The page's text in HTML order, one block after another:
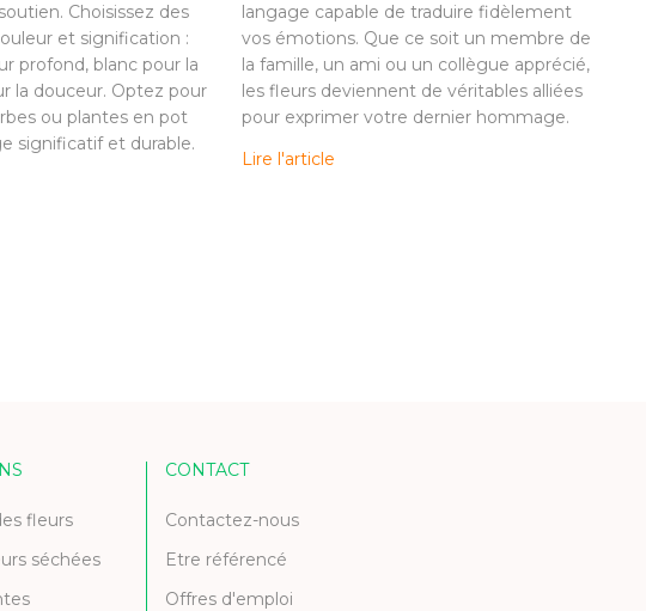
Choisissez des
et signification :
profond, blanc pour la
la douceur. Optez pour
ou plantes en pot
significatif et durable.
langage capable de traduire fidèlement
vos émotions. Que ce soit un membre de
la famille, un ami ou un collègue apprécié,
les fleurs deviennent de véritables alliées
pour exprimer votre dernier hommage.
Lire l'article
fleurs
séchées
CONTACT
Contactez-nous
Etre référencé
Offres d'emploi